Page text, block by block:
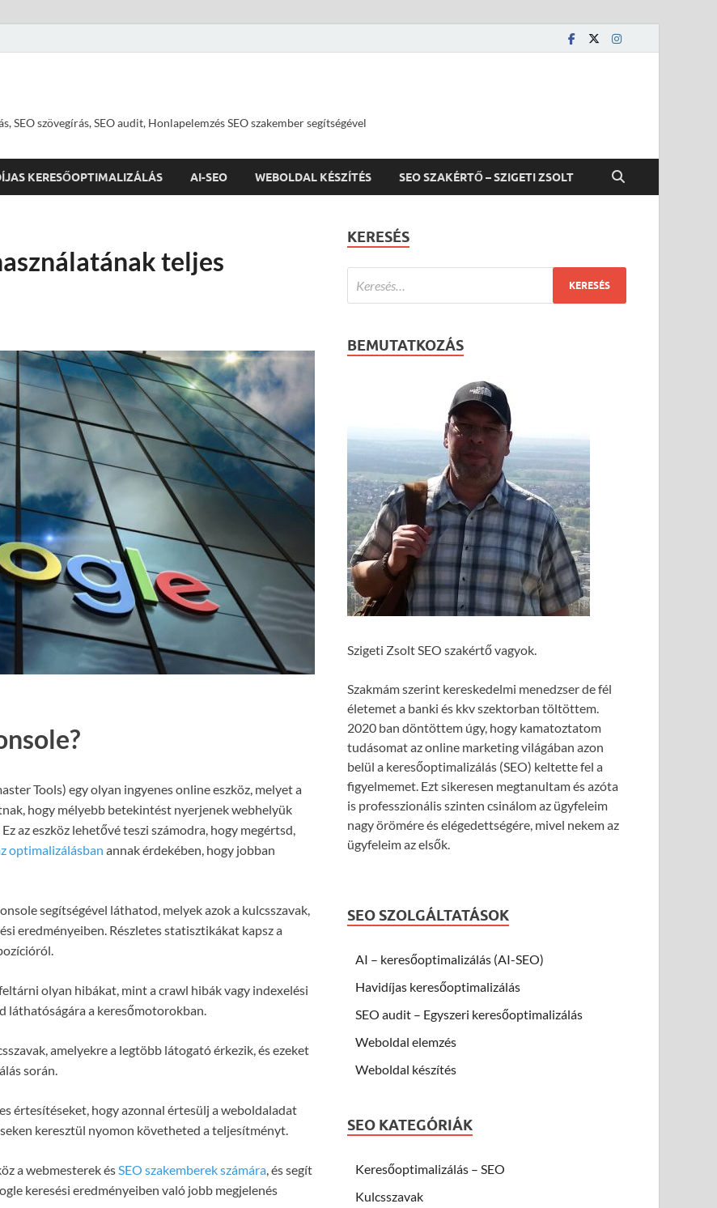
SEO szövegírás, SEO audit, Honlapelemzés SEO szakember segítségével
KERESŐOPTIMALIZÁLÁS AI-SEO WEBOLDAL KÉSZÍTÉS SEO SZAKÉRTŐ – SZIGETI ZSOLT
teljes
Tools) egy olyan ingyenes online eszköz, melyet a
hogy mélyebb betekintést nyerjenek webhelyük
az eszköz lehetővé teszi számodra, hogy megértsd,
optimalizálásban annak érdekében, hogy jobban
segítségével láthatod, melyek azok a kulcsszavak,
eredményeiben. Részletes statisztikákat kapsz a
olyan hibákat, mint a crawl hibák vagy indexelési
láthatóságára a keresőmotorokban.
amelyekre a legtöbb látogató érkezik, és ezeket
során.
értesítéseket, hogy azonnal értesülj a weboldaladat
keresztül nyomon követheted a teljesítményt.
a webmesterek ésSEO szakemberek számára, és segít
keresési eredményeiben való jobb megjelenés
KERESÉS
BEMUTATKOZÁS
Szigeti Zsolt SEO szakértő vagyok.
Szakmám szerint kereskedelmi menedzser de fél
életemet a banki és kkv szektorban töltöttem.
2020 ban döntöttem úgy, hogy kamatoztatom
tudásomat az online marketing világában azon
belül a keresőoptimalizálás (SEO) keltette fel a
figyelmemet. Ezt sikeresen megtanultam és azóta
is professzionális szinten csinálom az ügyfeleim
nagy örömére és elégedettségére, mivel nekem az
ügyfeleim az elsők.
SEO SZOLGÁLTATÁSOK
AI – keresőoptimalizálás (AI-SEO)
Havidíjas keresőoptimalizálás
SEO audit – Egyszeri keresőoptimalizálás
Weboldal elemzés
Weboldal készítés
SEO KATEGÓRIÁK
Keresőoptimalizálás – SEO
Kulcsszavak